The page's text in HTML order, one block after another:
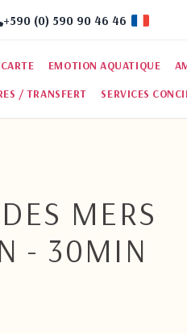
+590 (0) 590 90 46 46
EMOTION AQUATIQUE
/ TRANSFERT SERVICES
MERS
- 30MIN